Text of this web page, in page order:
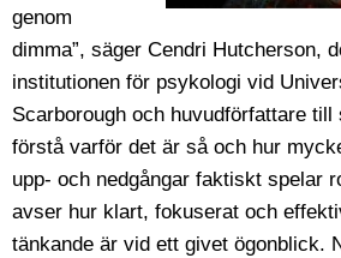
genom
dimma”, säger Cendri Hutcherson,
institutionen för psykologi vid
Scarborough och huvudförfattare till
förstå varför det är så och hur
upp- och nedgångar faktiskt spelar
avser hur klart, fokuserat och
tänkande är vid ett givet ögonblick.